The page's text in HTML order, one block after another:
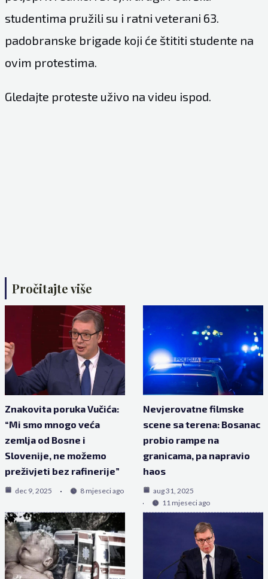
studentima pružili su i ratni veterani 63.
padobranske brigade koji će štititi studente na
ovim protestima.
Gledajte proteste uživo na videu ispod.
Pročitajte više
Znakovita poruka Vučića:
“Mi smo mnogo veća
zemlja od Bosne i
Slovenije, ne možemo
preživjeti bez rafinerije”
dec 9, 2025 8 mjeseci ago
Nevjerovatne filmske
scene sa terena: Bosanac
probio rampe na
granicama, pa napravio
haos
aug 31, 2025
11 mjeseci ago